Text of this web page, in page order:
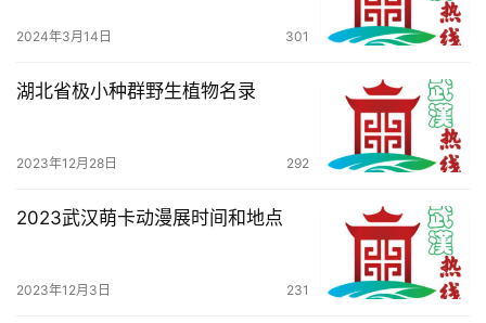
2024年3月14日 301
湖北省极小种群野生植物名录
2023年12月28日 292
2023武汉萌卡动漫展时间和地点
2023年12月3日 231